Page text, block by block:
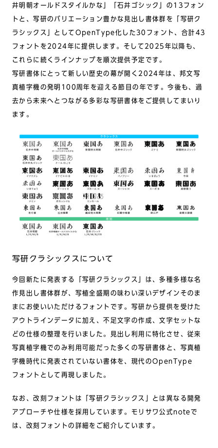
井明朝オールドスタイルかな」「石井ゴシック」の13フォン
トと、写研のバリエーション豊かな見出し書体群を「写研ク
ラシックス」としてOpenType化した30フォント、合計43
フォントを2024年に提供します。そして2025年以降も、
これらに続くラインナップを順次提供予定です。
写研書体にとって新しい歴史の幕が開く2024年は、邦文写
真植字機の発明100周年を迎える節目の年です。今後も、過
去から未来へとつながる多彩な写研書体をご提供してまいり
ます。
写研クラシックスについて
今回新たに発表する「写研クラシックス」は、多種多様な名
作見出し書体群が、写植全盛期の味わい深いデザインそのま
まにお使いいただけるフォントです。写研から提供を受けた
アウトラインデータに加え、不足文字の作成、文字セットな
どの仕様の整理を行いました。見出し利用に特化させ、従来
写真植字機でのみ利用可能だった多くの写研書体と、写真植
字機時代に発表されていない書体を、現代のOpenType
フォントとして再現しました。
なお、改刻フォントは「写研クラシックス」とは異なる開発
アプローチや仕様を採用しています。モリサワ公式noteで
は、改刻フォントの詳細をご紹介しています。